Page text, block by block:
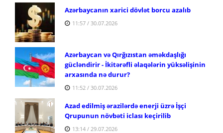
Azərbaycanın xarici dövlət borcu azalıb
11:57 / 30.07.2026
Azərbaycan və Qırğızıstan əməkdaşlığı
gücləndirir - İkitərəfli əlaqələrin yüksəlişinin
arxasında nə durur?
11:52 / 30.07.2026
Azad edilmiş ərazilərdə enerji üzrə İşçi
Qrupunun növbəti iclası keçirilib
13:14 / 29.07.2026